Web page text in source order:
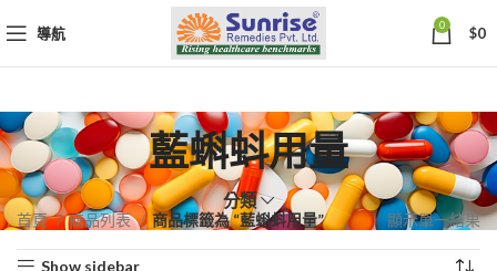
導航 0 $0
藍蝌蚪用量
分類
首頁 商品列表 商品標籤為 “藍蝌蚪用量” 顯示單一結果
Show sidebar